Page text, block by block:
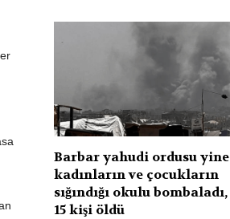
Barbar yahudi ordusu yine
kadınların ve çocukların
sığındığı okulu bombaladı,
15 kişi öldü